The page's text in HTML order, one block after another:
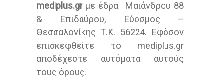
mediplus.grμε έδρα Μαιάνδρου 88
& Επιδαύρου, Εύοσμος –
Θεσσαλονίκης Τ.Κ. 56224. Εφόσον
επισκεφθείτε το mediplus.gr
αποδέχεστε αυτόματα αυτούς
τους όρους.